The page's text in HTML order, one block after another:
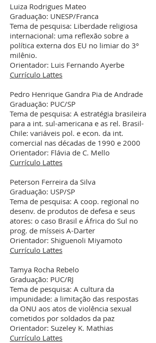
Luiza Rodrigues Mateo
Graduação: UNESP/Franca
Tema de pesquisa: Liberdade religiosa
internacional: uma reflexão sobre a
política externa dos EU no limiar do 3º
milênio.
Orientador: Luis Fernando Ayerbe
Currículo Lattes
Pedro Henrique Gandra Pia de Andrade
Graduação: PUC/SP
Tema de pesquisa: A estratégia brasileira
para a int. sul-americana e as rel. Brasil-
Chile: variáveis pol. e econ. da int.
comercial nas décadas de 1990 e 2000
Orientador: Flávia de C. Mello
Currículo Lattes
Peterson Ferreira da Silva
Graduação: USP/SP
Tema de pesquisa: A coop. regional no
desenv. de produtos de defesa e seus
atores: o caso Brasil e África do Sul no
prog. de mísseis A-Darter
Orientador: Shiguenoli Miyamoto
Currículo Lattes
Tamya Rocha Rebelo
Graduação: PUC/RJ
Tema de pesquisa: A cultura da
impunidade: a limitação das respostas
da ONU aos atos de violência sexual
cometidos por soldados da paz
Orientador: Suzeley K. Mathias
Currículo Lattes